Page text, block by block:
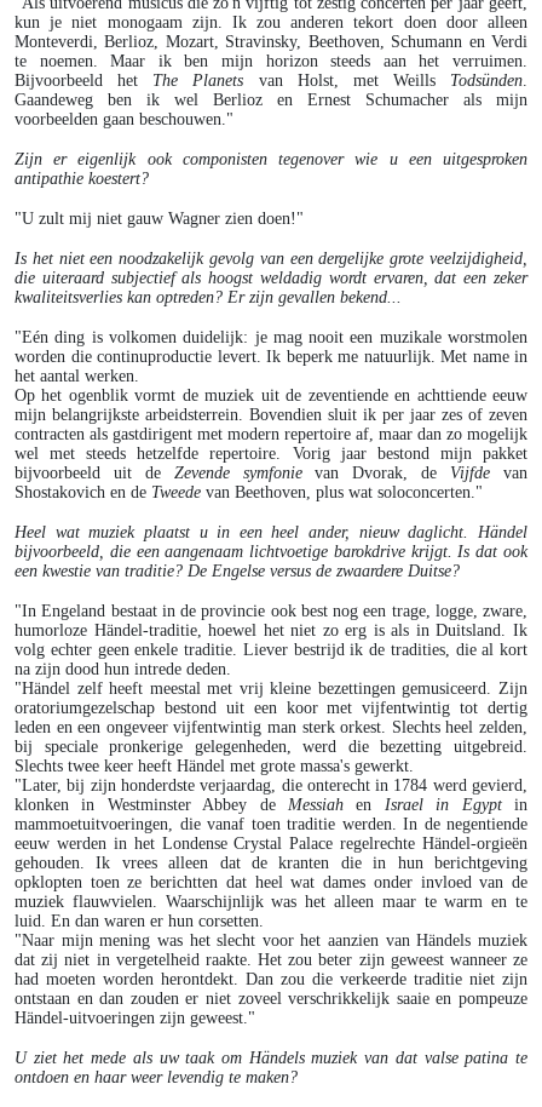
kun je niet monogaam zijn. Ik zou anderen tekort doen door alleen
Monteverdi, Berlioz, Mozart, Stravinsky, Beethoven, Schumann en Verdi
te noemen. Maar ik ben mijn horizon steeds aan het verruimen.
Bijvoorbeeld het The Planets van Holst, met Weills Todsünden.
Gaandeweg ben ik wel Berlioz en Ernest Schumacher als mijn
voorbeelden gaan beschouwen."
Zijn er eigenlijk ook componisten tegenover wie u een uitgesproken
antipathie koestert?
"U zult mij niet gauw Wagner zien doen!"
Is het niet een noodzakelijk gevolg van een dergelijke grote veelzijdigheid,
die uiteraard subjectief als hoogst weldadig wordt ervaren, dat een zeker
kwaliteitsverlies kan optreden? Er zijn gevallen bekend...
"Eén ding is volkomen duidelijk: je mag nooit een muzikale worstmolen
worden die continuproductie levert. Ik beperk me natuurlijk. Met name in
het aantal werken.
Op het ogenblik vormt de muziek uit de zeventiende en achttiende eeuw
mijn belangrijkste arbeidsterrein. Bovendien sluit ik per jaar zes of zeven
contracten als gastdirigent met modern repertoire af, maar dan zo mogelijk
wel met steeds hetzelfde repertoire. Vorig jaar bestond mijn pakket
bijvoorbeeld uit de Zevende symfonievan Dvorak, de Vijfde van
Shostakovich en de Tweede van Beethoven, plus wat soloconcerten."
Heel wat muziek plaatst u in een heel ander, nieuw daglicht. Händel
bijvoorbeeld, die een aangenaam lichtvoetige barokdrive krijgt. Is dat ook
een kwestie van traditie? De Engelse versus de zwaardere Duitse?
"In Engeland bestaat in de provincie ook best nog een trage, logge, zware,
humorloze Händel-traditie, hoewel het niet zo erg is als in Duitsland. Ik
volg echter geen enkele traditie. Liever bestrijd ik de tradities, die al kort
na zijn dood hun intrede deden.
"Händel zelf heeft meestal met vrij kleine bezettingen gemusiceerd. Zijn
oratoriumgezelschap bestond uit een koor met vijfentwintig tot dertig
leden en een ongeveer vijfentwintig man sterk orkest. Slechts heel zelden,
bij speciale pronkerige gelegenheden, werd die bezetting uitgebreid.
Slechts twee keer heeft Händel met grote massa's gewerkt.
"Later, bij zijn honderdste verjaardag, die onterecht in 1784 werd gevierd,
klonken in Westminster Abbey de Messiah en Israel in Egyptin
mammoetuitvoeringen, die vanaf toen traditie werden. In de negentiende
eeuw werden in het Londense Crystal Palace regelrechte Händel-orgieën
gehouden. Ik vrees alleen dat de kranten die in hun berichtgeving
opklopten toen ze berichtten dat heel wat dames onder invloed van de
muziek flauwvielen. Waarschijnlijk was het alleen maar te warm en te
luid. En dan waren er hun corsetten.
"Naar mijn mening was het slecht voor het aanzien van Händels muziek
dat zij niet in vergetelheid raakte. Het zou beter zijn geweest wanneer ze
had moeten worden herontdekt. Dan zou die verkeerde traditie niet zijn
ontstaan en dan zouden er niet zoveel verschrikkelijk saaie en pompeuze
Händel-uitvoeringen zijn geweest."
U ziet het mede als uw taak om Händels muziek van dat valse patina te
ontdoen en haar weer levendig te maken?